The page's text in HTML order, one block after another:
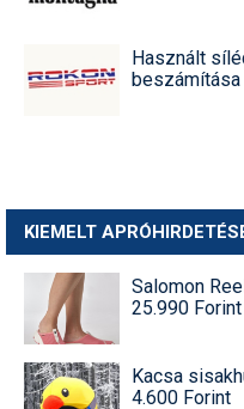
Használt
beszámítása
KIEMELT
Salomon
25.990 Forint
Kacsa
4.600 Forint